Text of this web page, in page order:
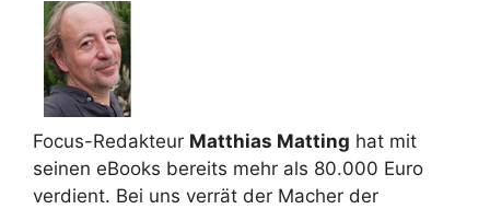
Focus-Redakteur Matthias Matting hat mit
seinen eBooks bereits mehr als 80.000 Euro
verdient. Bei uns verrät der Macher der